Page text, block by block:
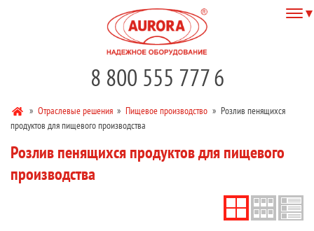
8 800 555 777 6
» Отраслевые решения » Пищевое производство » Розлив пенящихся
продуктов для пищевого производства
Розлив пенящихся продуктов для пищевого
производства